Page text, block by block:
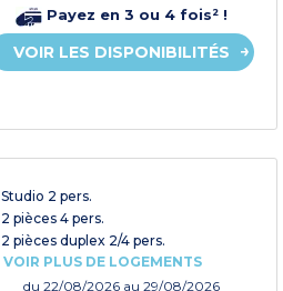
Payez en 3 ou 4 fois² !
VOIR LES DISPONIBILITÉS
Studio 2 pers.
2 pièces 4 pers.
2 pièces duplex 2/4 pers.
VOIR PLUS DE LOGEMENTS
du22/08/2026 au 29/08/2026